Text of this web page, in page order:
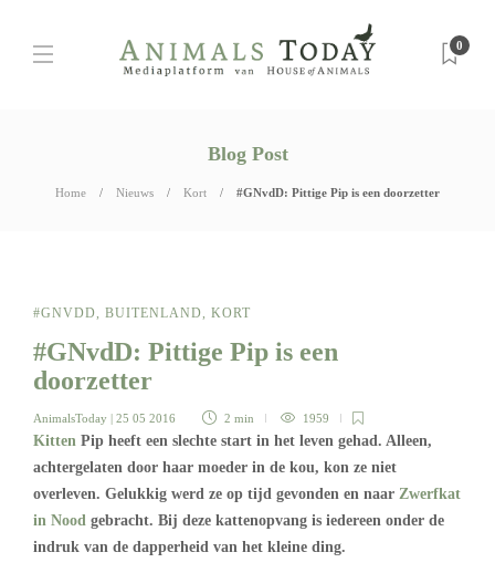
0
Blog Post
Home Nieuws Kort #GNvdD: Pittige Pip is een doorzetter
#GNVDD, BUITENLAND, KORT
#GNvdD: Pittige Pip is een
doorzetter
AnimalsToday | 25 05 2016 2 min 1959
Kitten Pip heeft een slechte start in het leven gehad. Alleen,
achtergelaten door haar moeder in de kou, kon ze niet
overleven. Gelukkig werd ze op tijd gevonden en naar Zwerfkat
in Nood gebracht. Bij deze kattenopvang is iedereen onder de
indruk van de dapperheid van het kleine ding.